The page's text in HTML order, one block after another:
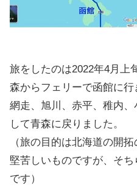
旅をしたのは2022年4月上
森からフェリーで函館に行
網走、旭川、赤平、稚内
して青森に戻りました。
（旅の目的は北海道の開
堅苦しいものですが、そち
です）